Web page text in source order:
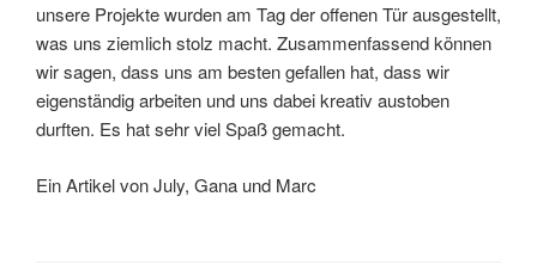
unsere Projekte wurden am Tag der offenen Tür ausgestellt,
was uns ziemlich stolz macht. Zusammenfassend können
wir sagen, dass uns am besten gefallen hat, dass wir
eigenständig arbeiten und uns dabei kreativ austoben
durften. Es hat sehr viel Spaß gemacht.
Ein Artikel von July, Gana und Marc